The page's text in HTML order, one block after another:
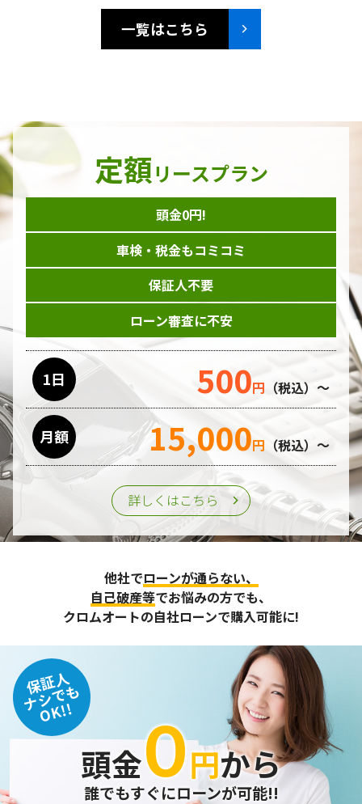
一覧はこちら
定額リースプラン
頭金0円!
車検・税金もコミコミ
保証人不要
ローン審査に不安
1日 500円 （税込）～
月額 15,000円 （税込）～
詳しくはこちら
他社でローンが通らない、
自己破産等でお悩みの方でも、
クロムオートの自社ローンで購入可能に!
保証人
ナシでも
OK!!
頭金０円から
誰でもすぐにローンが可能!!